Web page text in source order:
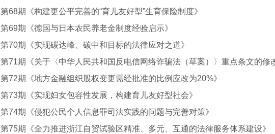
第68期《构建更公平完善的“育儿友好型”生育保险制度》
第69期《德国与日本农民养老金制度经验启示》
第70期《实现碳达峰、碳中和目标的法律应对之道》
第71期《关于〈中华人民共和国反电信网络诈骗法（草案）〉重点条文的修
第72期《地方金融组织股权变更需经批准的比例应改为20%》
第73期《实现妇女包容性发展，构建育儿友好型社会》
第74期《侵犯公民个人信息罪司法实践的问题与完善对策》
第75期《全力推进浙江自贸试验区精准、多元、互通的法律服务体系建设》